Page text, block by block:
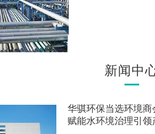
新闻中
华骐环保当选环境
赋能水环境治理引